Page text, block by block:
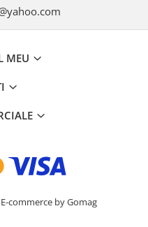
MEU
commerce by Gomag